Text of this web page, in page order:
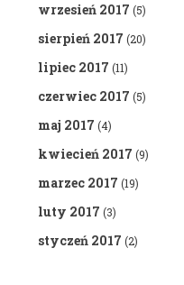
wrzesień 2017 (5)
sierpień 2017 (20)
lipiec 2017 (11)
czerwiec 2017 (5)
maj 2017 (4)
kwiecień 2017 (9)
marzec 2017 (19)
luty 2017 (3)
styczeń 2017 (2)